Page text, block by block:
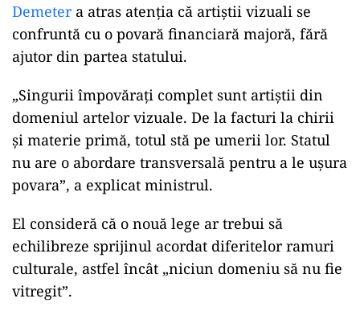
Demetera atras atenția că artiștii vizuali se
confruntă cu o povară financiară majoră, fără
ajutor din partea statului.
„Singurii împovărați complet sunt artiștii din
domeniul artelor vizuale. De la facturi la chirii
și materie primă, totul stă pe umerii lor. Statul
nu are o abordare transversală pentru a le ușura
povara”, a explicat ministrul.
El consideră că o nouă lege ar trebui să
echilibreze sprijinul acordat diferitelor ramuri
culturale, astfel încât „niciun domeniu să nu fie
vitregit”.